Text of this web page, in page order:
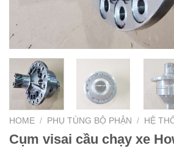
HOME / PHỤ TÙNG BỘ PHẬN / HỆ
Cụm visai cầu chạy xe